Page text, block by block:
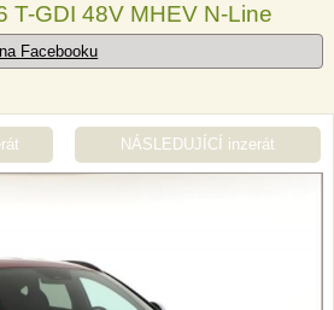
T-GDI 48V MHEV N-Line
Facebooku
NÁSLEDUJÍCÍ inzerát